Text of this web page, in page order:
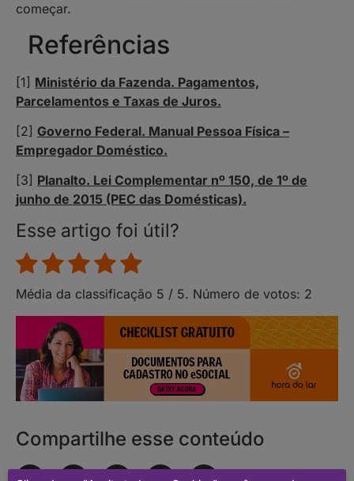
começar.
Referências
[1] Ministério da Fazenda. Pagamentos,
Parcelamentos e Taxas de Juros.
[2] Governo Federal. Manual Pessoa Física –
Empregador Doméstico.
[3] Planalto. Lei Complementar nº 150, de 1º de
junho de 2015 (PEC das Domésticas).
Esse artigo foi útil?
Média da classificação 5 / 5. Número de votos: 2
Compartilhe esse conteúdo